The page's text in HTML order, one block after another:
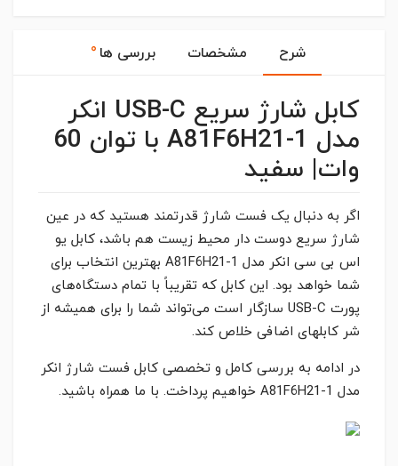
شرح مشخصات بررسی ها ۰
کابل شارژ سریع USB-C انکر
مدل A81F6H21-1 با توان 60
وات| سفید
اگر به دنبال یک فست شارژ قدرتمند هستید که در عین
شارژ سریع دوست دار محیط زیست هم باشد، کابل یو
اس بی سی انکر مدل A81F6H21-1 بهترین انتخاب برای
شما خواهد بود. این کابل که تقریباً با تمام دستگاه‌های
پورت USB-C سازگار است می‌تواند شما را برای همیشه از
شر کابلهای اضافی خلاص کند.
در ادامه به بررسی کامل و تخصصی کابل فست شارژ انکر
مدل A81F6H21-1 خواهیم پرداخت. با ما همراه باشید.